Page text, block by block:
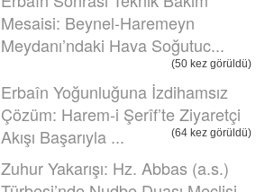
Mesaisi: Beynel-Haremeyn
Meydanı’ndaki Hava Soğutuc...
(50 kez görüldü)
Erbaîn Yoğunluğuna İzdihamsız
Çözüm: Harem-i Şerîf’te Ziyaretçi
Akışı Başarıyla ...
(64 kez görüldü)
Zuhur Yakarışı: Hz. Abbas (a.s.)